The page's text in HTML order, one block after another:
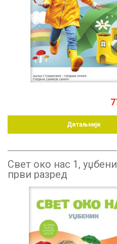
Детаљније
Свет око нас 1,
први разред